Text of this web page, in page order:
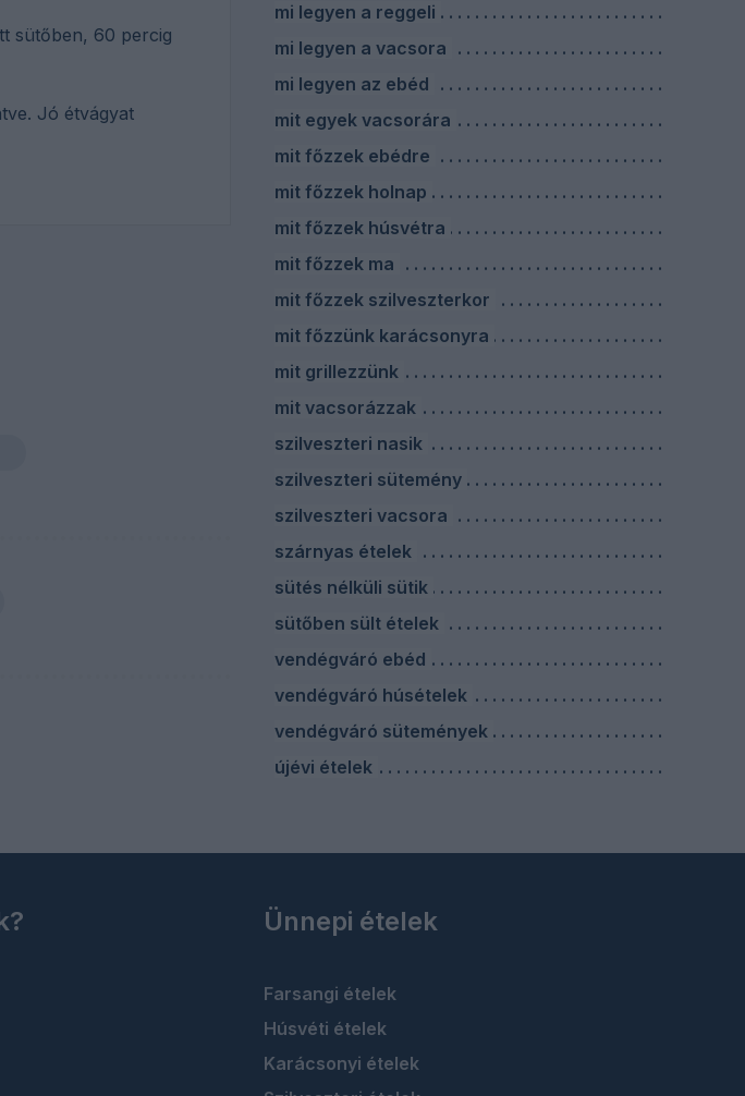
sütőben, 60 percig
Jó étvágyat
mi legyen a reggeli
mi legyen a vacsora
mi legyen az ebéd
mit egyek vacsorára
mit főzzek ebédre
mit főzzek holnap
mit főzzek húsvétra
mit főzzek ma
mit főzzek szilveszterkor
mit főzzünk karácsonyra
mit grillezzünk
mit vacsorázzak
szilveszteri nasik
szilveszteri sütemény
szilveszteri vacsora
szárnyas ételek
sütés nélküli sütik
sütőben sült ételek
vendégváró ebéd
vendégváró húsételek
vendégváró sütemények
újévi ételek
Ünnepi ételek
Farsangi ételek
Húsvéti ételek
Karácsonyi ételek